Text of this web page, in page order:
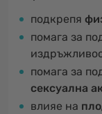
подкрепя
помага за
помага за
сексуална
влияе на